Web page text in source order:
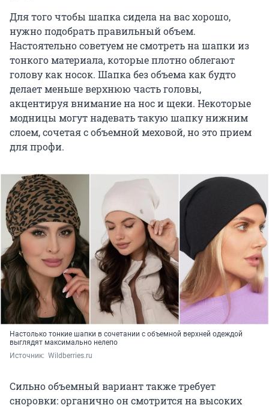
Для того чтобы шапка сидела на вас хорошо,
нужно подобрать правильный объем.
Настоятельно советуем не смотреть на шапки из
тонкого материала, которые плотно облегают
голову как носок. Шапка без объема как будто
делает меньше верхнюю часть головы,
акцентируя внимание на нос и щеки. Некоторые
модницы могут надевать такую шапку нижним
слоем, сочетая с объемной меховой, но это прием
для профи.
Настолько тонкие шапки в сочетании с объемной верхней одеждой
выглядят максимально нелепо
Источник: Wildberries.ru
Сильно объемный вариант также требует
сноровки: органично он смотрится на высоких